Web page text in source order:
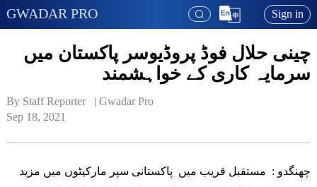
GWADAR PRO Sign in
چینی حلال فوڈ پروڈیوسر پاکستان میں
سرمایہ کاری کے خواہشمند
By Staff Reporter   | Gwadar Pro
Sep 18, 2021
چھنگدو : مستقبل قریب میں پاکستانی سپر مارکیٹوں میں مزید